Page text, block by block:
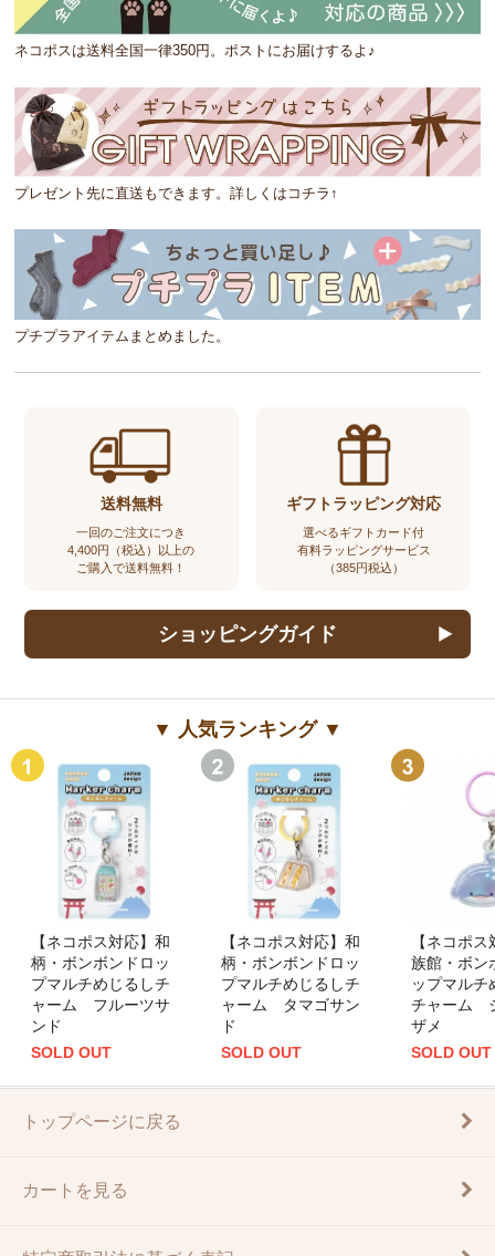
ネコポスは送料全国一律350円。ポストにお届けするよ♪
プレゼント先に直送もできます。詳しくはコチラ↑
プチプラアイテムまとめました。
送料無料
一回のご注文につき
4,400円（税込）以上の
ご購入で送料無料！
ギフトラッピング対応
選べるギフトカード付
有料ラッピングサービス
（385円税込）
ショッピングガイド
▼ 人気ランキング ▼
【ネコポス対応】和
柄・ボンボンドロッ
プマルチめじるしチ
ャーム フルーツサ
ンド
SOLD OUT
【ネコポス対応】和
柄・ボンボンドロッ
プマルチめじるしチ
ャーム タマゴサン
ド
SOLD OUT
【ネコポ
族館・ボン
ップマルチ
チャーム
ザメ
SOLD OUT
トップページに戻る
カートを見る